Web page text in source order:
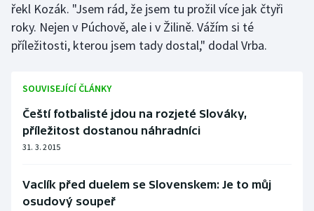
Veslování
Vodní slalom
Volejbal
Ostatní
řekl Kozák. "Jsem rád, že jsem tu prožil více jak čtyři
roky. Nejen v Púchově, ale i v Žilině. Vážím si té
příležitosti, kterou jsem tady dostal," dodal Vrba.
SOUVISEJÍCÍ ČLÁNKY
Čeští fotbalisté jdou na rozjeté Slováky,
příležitost dostanou náhradníci
31. 3. 2015
Vaclík před duelem se Slovenskem: Je to můj
osudový soupeř